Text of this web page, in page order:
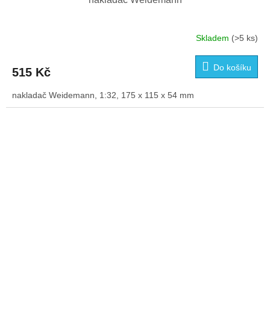
je
z
5
Skladem (>5 ks)
515 Kč Do košíku
nakladač Weidemann, 1:32, 175 x 115 x 54 mm